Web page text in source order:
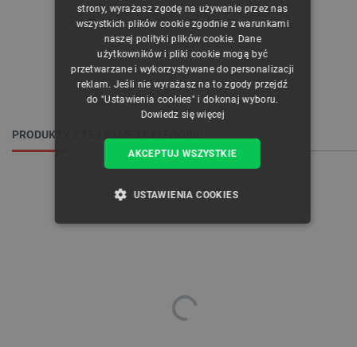
PRODUKTY Z TEJ SAMEJ KATEGORII:
ENGLISH
GERMAN
strony, wyrażasz zgodę na używanie przez nas
wszystkich plików cookie zgodnie z warunkami
naszej polityki plików cookie. Dane
użytkowników i pliki cookie mogą być
przetwarzane i wykorzystywane do personalizacji
reklam. Jeśli nie wyrażasz na to zgody przejdź
do "Ustawienia cookies" i dokonaj wyboru.
Dowiedz się więcej
AKCEPTUJ WSZYSTKIE
USTAWIENIA COOKIES
FUNKCJONALNOŚĆ